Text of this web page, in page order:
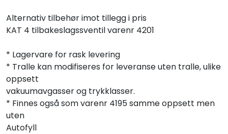
Alternativ tilbehør imot tillegg i pris
KAT 4 tilbakeslagssventil varenr 4201
* Lagervare for rask levering
* Tralle kan modifiseres for leveranse uten tralle, ulike
oppsett
vakuumavgasser og trykklasser.
* Finnes også som varenr 4195 samme oppsett men
uten
Autofyll